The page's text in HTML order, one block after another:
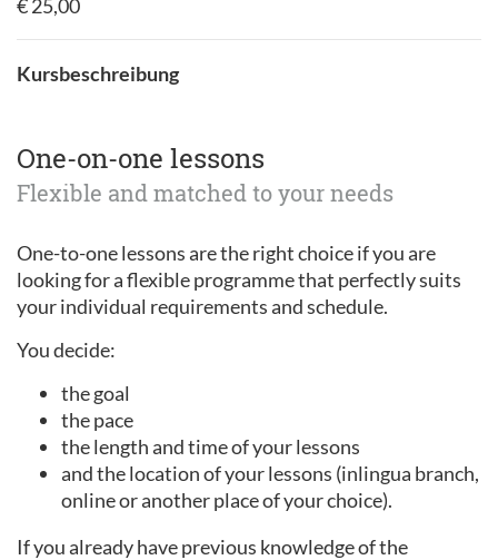
Kursbeschreibung
One-on-one lessons
Flexible and matched to your needs
One-to-one lessons are the right choice if you are
looking for a flexible programme that perfectly suits
your individual requirements and schedule.
You decide:
the goal
the pace
the length and time of your lessons
and the location of your lessons (inlingua branch,
online or another place of your choice).
If you already have previous knowledge of the
€ 25,00